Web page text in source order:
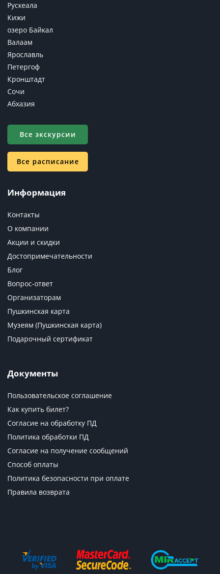
Рускеала
Кижи
озеро Байкал
Валаам
Ярославль
Петергоф
Кронштадт
Сочи
Абхазия
Все экскурсии
Все расписание
Информация
Контакты
О компании
Акции и скидки
Достопримечательности
Блог
Вопрос-ответ
Организаторам
Пушкинская карта
Музеям (Пушкинская карта)
Подарочный сертификат
Документы
Пользовательское соглашение
Как купить билет?
Согласие на обработку ПД
Политика обработки ПД
Согласие на получение сообщений
Способ оплаты
Политика безопасности при оплате
Правила возврата